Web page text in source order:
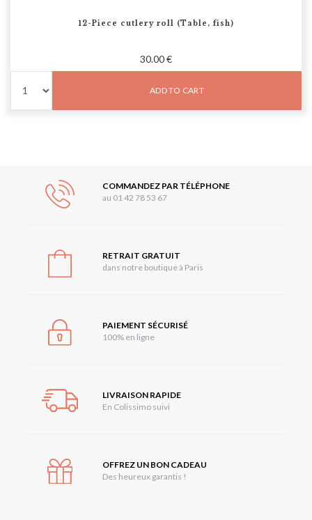
12-Piece cutlery roll (Table, fish)
30.00 €
ADD TO CART
COMMANDEZ PAR TÉLÉPHONE
au 01 42 78 53 67
RETRAIT GRATUIT
dans notre boutique à Paris
PAIEMENT SÉCURISÉ
100% en ligne
LIVRAISON RAPIDE
En Colissimo suivi
OFFREZ UN BON CADEAU
Des heureux garantis !